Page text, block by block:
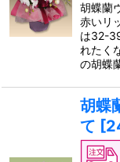
胡蝶蘭
赤いリ
は32-
れたく
の胡蝶
胡蝶
て [